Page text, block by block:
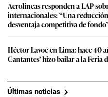
Aerolíneas responden a LAP
internacionales: “Una
desventaja competitiva de
Héctor Lavoe en Lima: hace 40
Cantantes’ hizo bailar a la Feria
Últimas noticias